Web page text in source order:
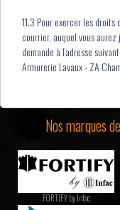
11.3 Pour exercer les
courrier, auquel vous
demande à l'adresse
Armurerie Lavaux - ZA
Nos marques
FORTIFY by Infac